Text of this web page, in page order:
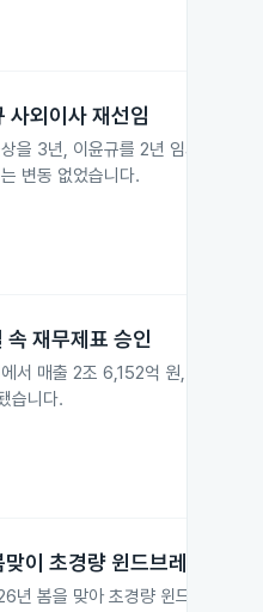
사외이사 재선임
을 3년, 이윤규를 2년 임기의 사외
변동 없었습니다.
재무제표 승인
서 매출 2조 6,152억 원, 영업이익
습니다.
이 초경량 윈드브레이커 출
년 봄을 맞아 초경량 윈드브레이